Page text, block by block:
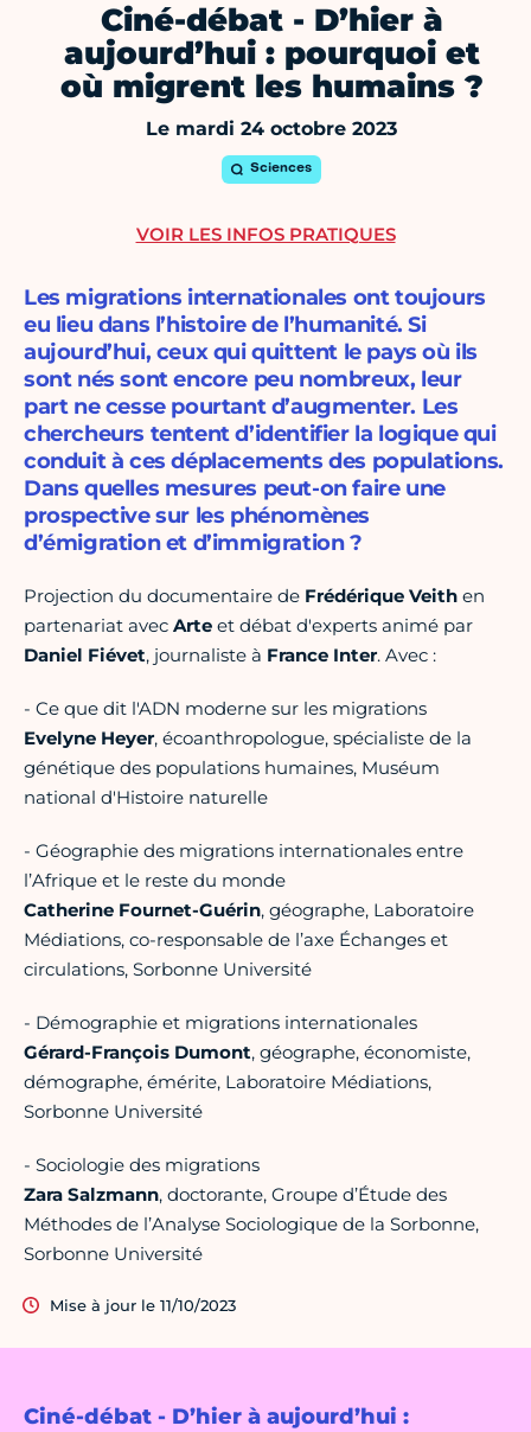
Ciné-débat - D’hier à
aujourd’hui : pourquoi et
où migrent les humains ?
Le mardi 24 octobre 2023
Sciences
Ciné-débat - D’hier à aujourd’hui :
Les migrations internationales ont toujours
eu lieu dans l’histoire de l’humanité. Si
aujourd’hui, ceux qui quittent le pays où ils
sont nés sont encore peu nombreux, leur
part ne cesse pourtant d’augmenter. Les
chercheurs tentent d’identifier la logique qui
conduit à ces déplacements des populations.
Dans quelles mesures peut-on faire une
prospective sur les phénomènes
d’émigration et d’immigration ?
Projection du documentaire de Frédérique Veith en
partenariat avec Arte et débat d'experts animé par
Daniel Fiévet, journaliste à France Inter. Avec :
- Ce que dit l'ADN moderne sur les migrations
Evelyne Heyer, écoanthropologue, spécialiste de la
génétique des populations humaines, Muséum
national d'Histoire naturelle
- Géographie des migrations internationales entre
l’Afrique et le reste du monde
Catherine Fournet-Guérin, géographe, Laboratoire
Médiations, co-responsable de l’axe Échanges et
circulations, Sorbonne Université
- Démographie et migrations internationales
Gérard-François Dumont, géographe, économiste,
démographe, émérite, Laboratoire Médiations,
Sorbonne Université
- Sociologie des migrations
Zara Salzmann, doctorante, Groupe d’Étude des
Méthodes de l’Analyse Sociologique de la Sorbonne,
Sorbonne Université
Mise à jour le 11/10/2023
VOIR LES INFOS PRATIQUES